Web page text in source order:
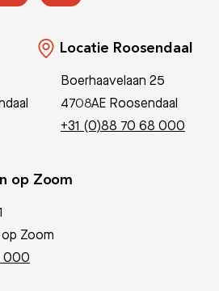
Locatie Roosendaal
Boerhaavelaan 25
4708AE Roosendaal
+31 (0)88 70 68 000
op Zoom
Zoom
000